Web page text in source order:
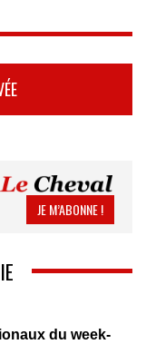
JE M’ABONNE !
du week-